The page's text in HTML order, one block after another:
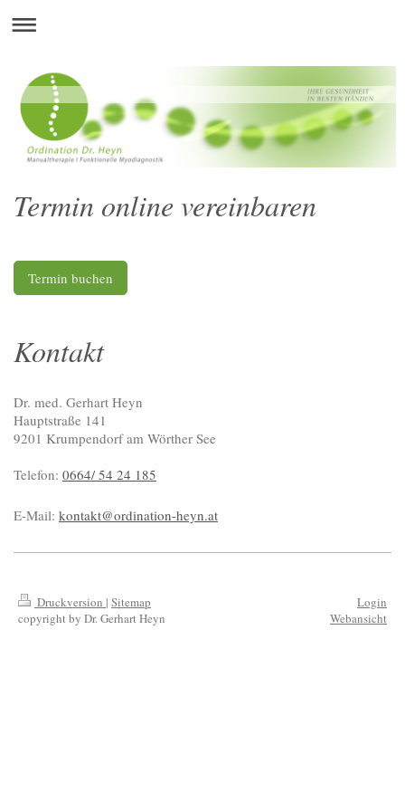
Termin online vereinbaren
Termin buchen
Kontakt
Dr. med. Gerhart Heyn
Hauptstraße 141
9201 Krumpendorf am Wörther See
Telefon: 0664/ 54 24 185
E-Mail: kontakt@ordination-heyn.at
Druckversion | Sitemap
copyright by Dr. Gerhart Heyn
Login
Webansicht